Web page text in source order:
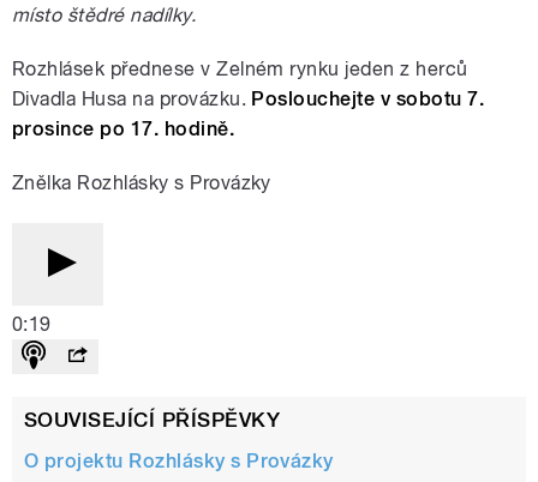
místo štědré nadílky.
Rozhlásek přednese v Zelném rynku jeden z herců
Divadla Husa na provázku. Poslouchejte v sobotu 7.
prosince po 17. hodině.
Znělka Rozhlásky s Provázky
0:19
SOUVISEJÍCÍ PŘÍSPĚVKY
O projektu Rozhlásky s Provázky